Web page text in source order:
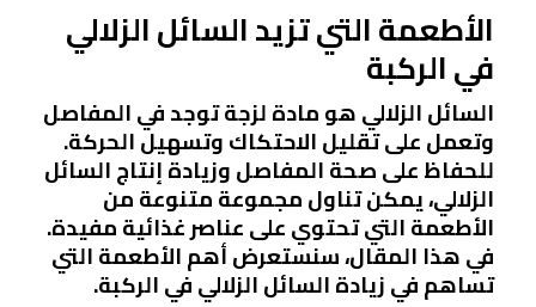
الأطعمة التي تزيد السائل الزلالي
في الركبة
السائل الزلالي هو مادة لزجة توجد في المفاصل
وتعمل على تقليل الاحتكاك وتسهيل الحركة.
للحفاظ على صحة المفاصل وزيادة إنتاج السائل
الزلالي، يمكن تناول مجموعة متنوعة من
الأطعمة التي تحتوي على عناصر غذائية مفيدة.
في هذا المقال، سنستعرض أهم الأطعمة التي
تساهم في زيادة السائل الزلالي في الركبة.